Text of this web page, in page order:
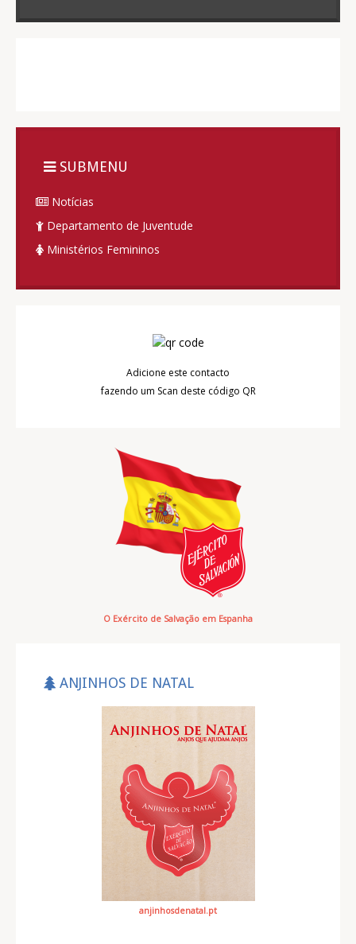
SUBMENU
Notícias
Departamento de Juventude
Ministérios Femininos
Adicione este contacto
fazendo um Scan deste código QR
O Exército de Salvação em Espanha
ANJINHOS DE NATAL
anjinhosdenatal.pt